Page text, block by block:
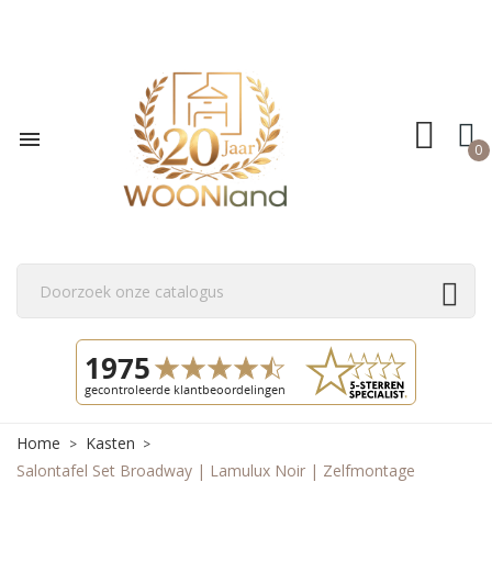
 0
Home
Kasten
Salontafel Set Broadway | Lamulux Noir | Zelfmontage